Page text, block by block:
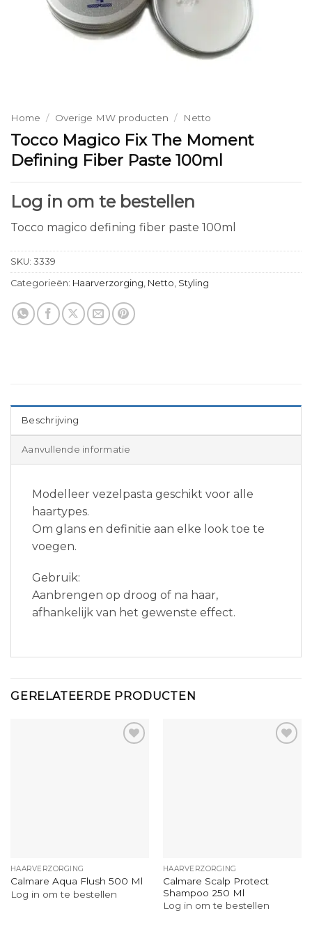
Home / Overige MW producten / Netto
Tocco Magico Fix The Moment
Defining Fiber Paste 100ml
Log in om te bestellen
Tocco magico defining fiber paste 100ml
SKU: 3339
Categorieën: Haarverzorging Netto Styling
Beschrijving
Aanvullende informatie
Modelleer vezelpasta geschikt voor alle
haartypes.
Om glans en definitie aan elke look toe te
voegen.
Gebruik:
Aanbrengen op droog of na haar,
afhankelijk van het gewenste effect.
GERELATEERDE PRODUCTEN
HAARVERZORGING
Calmare Aqua Flush 500 Ml
Log in om te bestellen
HAARVERZORGING
Calmare Scalp Protect
Shampoo 250 Ml
Log in om te bestellen